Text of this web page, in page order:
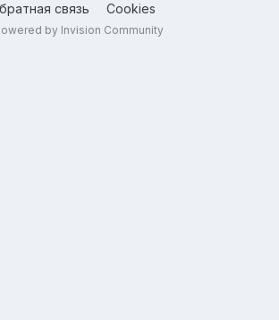
связь Cookies
by Invision Community